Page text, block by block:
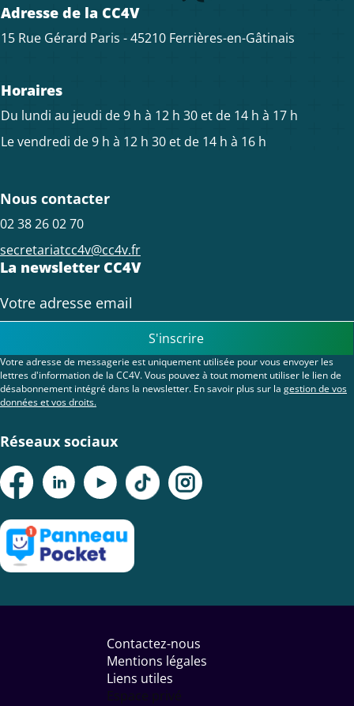
Adresse de la CC4V
15 Rue Gérard Paris - 45210 Ferrières-en-Gâtinais
Horaires
Du lundi au jeudi de 9 h à 12 h 30 et de 14 h à 17 h
Le vendredi de 9 h à 12 h 30 et de 14 h à 16 h
Nous contacter
02 38 26 02 70
secretariatcc4v@cc4v.fr
La newsletter CC4V
Votre adresse de messagerie est uniquement utilisée pour vous envoyer les
lettres d'information de la CC4V. Vous pouvez à tout moment utiliser le lien de
désabonnement intégré dans la newsletter. En savoir plus sur la gestion de vos
données et vos droits.
S'inscrire
Réseaux sociaux
Contactez-nous
Mentions légales
Liens utiles
Espace privé